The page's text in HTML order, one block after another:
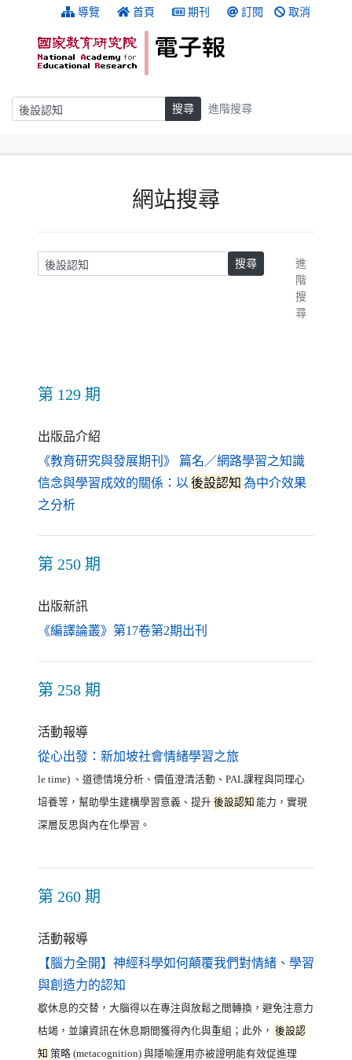
跳到主要內容 導覽 首頁 期刊 訂閱 取消
搜尋 搜尋 進階搜尋
網站搜尋
請輸入關鍵字 搜尋
進
階
搜
尋
第 129 期
出版品介紹
《教育研究與發展期刊》 篇名／網路學習之知識
信念與學習成效的關係：以 後設認知 為中介效果
之分析（另開新視窗）
第 250 期
出版新訊
《編譯論叢》第17卷第2期出刊
第 258 期
活動報導
從心出發：新加坡社會情緒學習之旅（另開新視窗）
le time) 、道德情境分析、價值澄清活動、PAL課程與同理心
培養等，幫助學生建構學習意義、提升 後設認知 能力，實現
深層反思與內在化學習。
第 260 期
活動報導
【腦力全開】神經科學如何顛覆我們對情緒、學習
與創造力的認知
歇休息的交替，大腦得以在專注與放鬆之間轉換，避免注意力
枯竭，並讓資訊在休息期間獲得內化與重組；此外， 後設認
知 策略 (metacognition) 與隱喻運用亦被證明能有效促進理